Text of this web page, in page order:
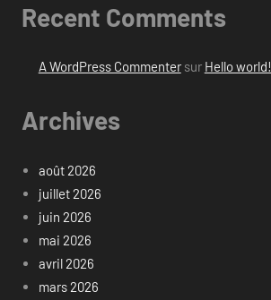
Recent Comments
A WordPress Commentersur Hello world!
Archives
août 2026
juillet 2026
juin 2026
mai 2026
avril 2026
mars 2026